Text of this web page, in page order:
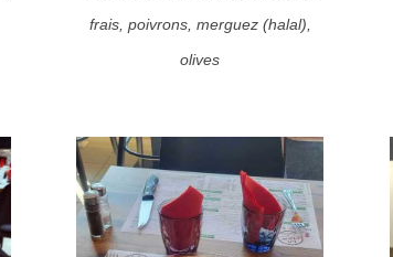
frais, poivrons, merguez (halal),
olives